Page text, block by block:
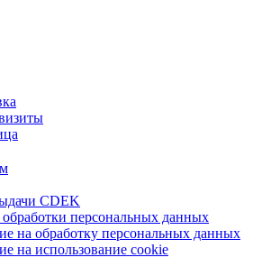
CDEK
персональных данных
на обработку персональных данных
на использование cookie